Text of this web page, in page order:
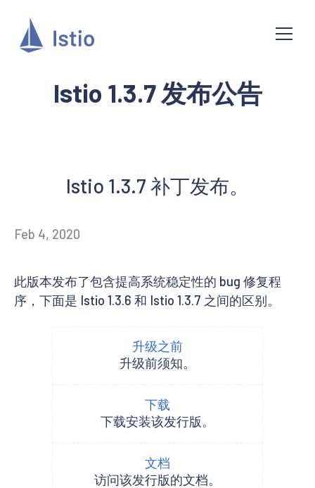
Istio 1.3.7 发布公告
Istio 1.3.7 补丁发布。
Feb 4, 2020
此版本发布了包含提高系统稳定性的 bug 修复程
序，下面是 Istio 1.3.6 和 Istio 1.3.7 之间的区别。
升级之前
升级前须知。
下载
下载安装该发行版。
文档
访问该发行版的文档。